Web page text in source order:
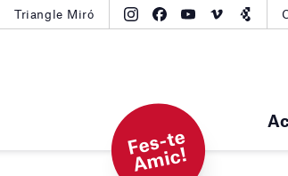
Triangle Miró
F
e
s-t
e
A
mi
c!